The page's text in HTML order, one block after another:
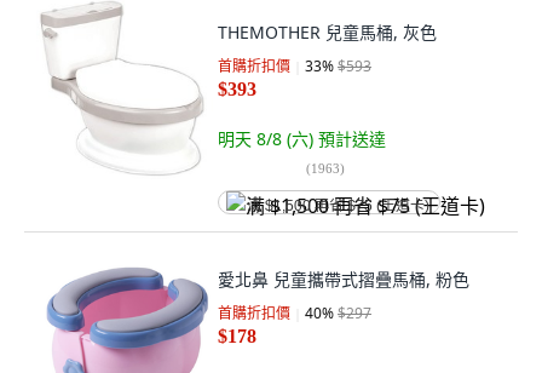
THEMOTHER 兒童馬桶, 灰色
首購折扣價 33%$593
$393
明天 8/8 (六) 預計送達
(1963)
满 $1,500 再省 $75 (王道卡)
愛北鼻 兒童攜帶式摺疊馬桶, 粉色
首購折扣價 40%$297
$178